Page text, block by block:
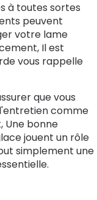
à toutes sortes
peuvent
votre lame
Il est
vous rappelle
que vous
comme
Une bonne
jouent un rôle
simplement une